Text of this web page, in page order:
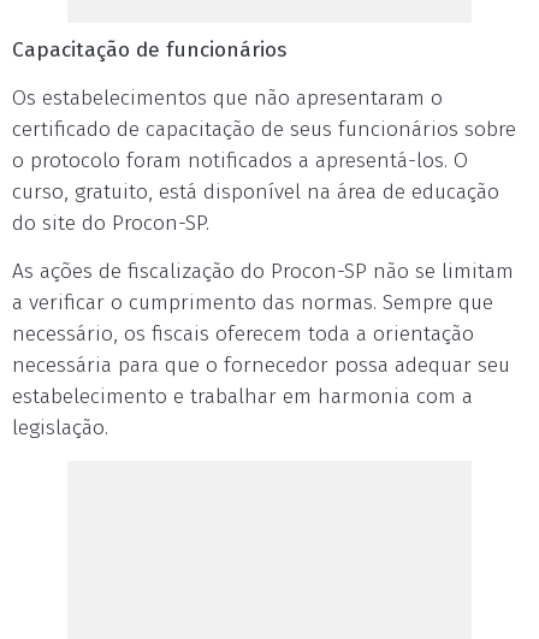
Capacitação de funcionários
Os estabelecimentos que não apresentaram o
certificado de capacitação de seus funcionários sobre
o protocolo foram notificados a apresentá-los. O
curso, gratuito, está disponível na área de educação
do site do Procon-SP.
As ações de fiscalização do Procon-SP não se limitam
a verificar o cumprimento das normas. Sempre que
necessário, os fiscais oferecem toda a orientação
necessária para que o fornecedor possa adequar seu
estabelecimento e trabalhar em harmonia com a
legislação.